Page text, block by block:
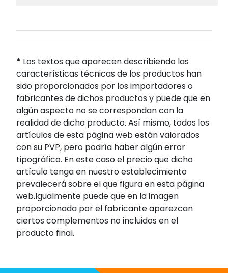
* Los textos que aparecen describiendo las
características técnicas de los productos han
sido proporcionados por los importadores o
fabricantes de dichos productos y puede que en
algún aspecto no se correspondan con la
realidad de dicho producto. Así mismo, todos los
artículos de esta página web están valorados
con su PVP, pero podría haber algún error
tipográfico. En este caso el precio que dicho
artículo tenga en nuestro establecimiento
prevalecerá sobre el que figura en esta página
web.Igualmente puede que en la imagen
proporcionada por el fabricante aparezcan
ciertos complementos no incluidos en el
producto final.